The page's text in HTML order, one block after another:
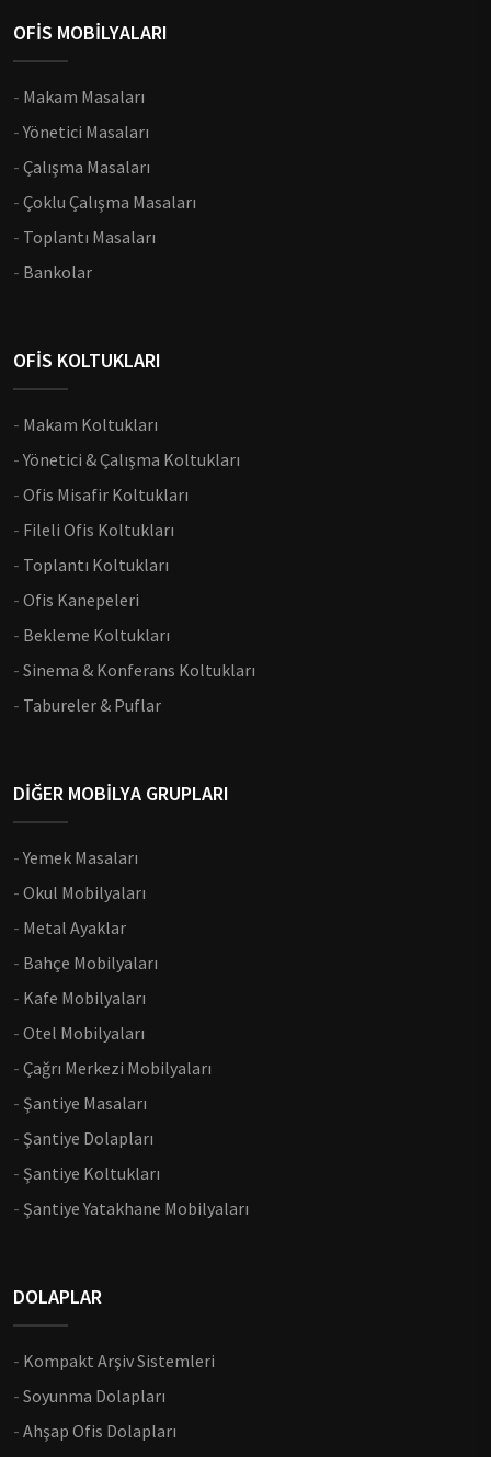
OFİS MOBİLYALARI
- Makam Masaları
-Yönetici Masaları
- Çalışma Masaları
- Çoklu Çalışma Masaları
- Toplantı Masaları
- Bankolar
OFİS KOLTUKLARI
- Makam Koltukları
-Yönetici & Çalışma Koltukları
- Ofis Misafir Koltukları
- Fileli Ofis Koltukları
- Toplantı Koltukları
- Ofis Kanepeleri
- Bekleme Koltukları
- Sinema & Konferans Koltukları
- Tabureler & Puflar
DİĞER MOBİLYA GRUPLARI
-Yemek Masaları
- Okul Mobilyaları
- Metal Ayaklar
- Bahçe Mobilyaları
- Kafe Mobilyaları
- Otel Mobilyaları
- Çağrı Merkezi Mobilyaları
- Şantiye Masaları
- Şantiye Dolapları
- Şantiye Koltukları
- Şantiye Yatakhane Mobilyaları
DOLAPLAR
- Kompakt Arşiv Sistemleri
- Soyunma Dolapları
- Ahşap Ofis Dolapları